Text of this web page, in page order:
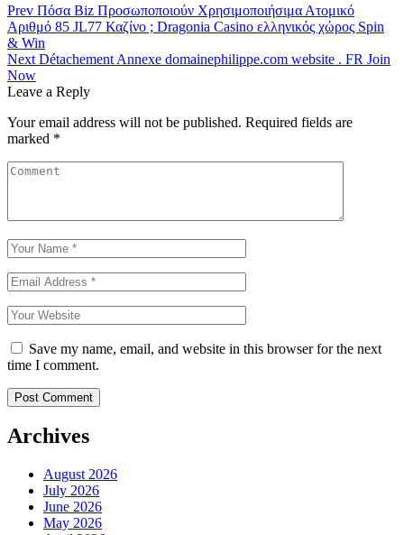
Post
navigation
Prev Πόσα Biz Προσωποποιούν Χρησιμοποιήσιμα Ατομικό
Αριθμό 85 JL77 Καζίνο ; Dragonia Casino ελληνικός χώρος Spin
& Win
Next Détachement Annexe domainephilippe.com website . FR Join
Now
Leave a Reply
Your email address will not be published. Required fields are
marked *
Save my name, email, and website in this browser for the next
time I comment.
Archives
August 2026
July 2026
June 2026
May 2026